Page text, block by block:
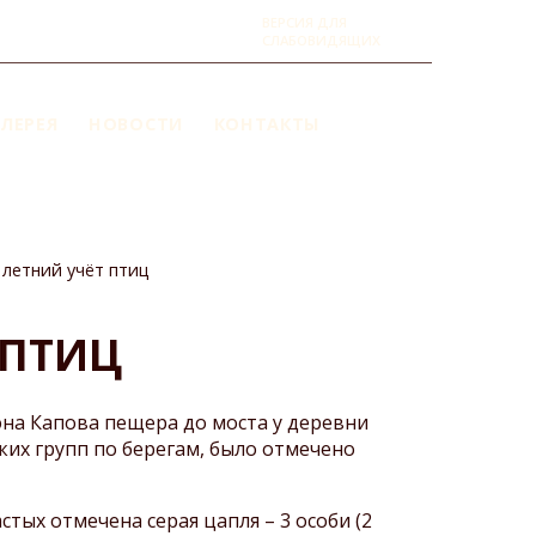
учёт птиц
Капова пещера до моста у деревни
групп по берегам, было отмечено
отмечена серая цапля – 3 особи (2